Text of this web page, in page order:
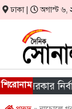
ঢাকা | অগাস্ট ৬,
শিরোনাম
সরকার নির্বাচন